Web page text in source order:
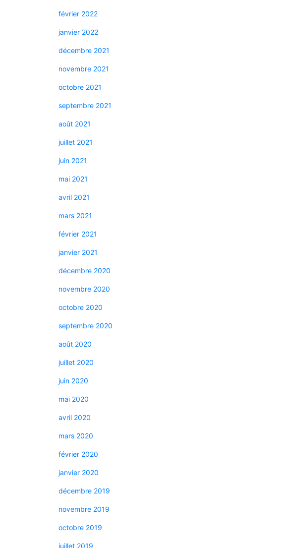
février 2022
janvier 2022
décembre 2021
novembre 2021
octobre 2021
septembre 2021
août 2021
juillet 2021
juin 2021
mai 2021
avril 2021
mars 2021
février 2021
janvier 2021
décembre 2020
novembre 2020
octobre 2020
septembre 2020
août 2020
juillet 2020
juin 2020
mai 2020
avril 2020
mars 2020
février 2020
janvier 2020
décembre 2019
novembre 2019
octobre 2019
juillet 2019